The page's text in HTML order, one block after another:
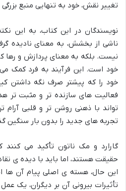
تغییر نقش، خود به تنهایی منبع
نویسندگان در این کتاب، به این
ناشی از بخشش، به معنای نادیده
نیست. بلکه به معنای پردازش و رها
خود است. این فرآیند به فرد کمک
خود را که پیشتر صرف نگه داشتن
فعالیت های سازنده تر و مثبت تر
تواند با ذهنی روشن تر و قلبی آرام
تجربه های جدید را بدون بار سنگین
گارارد و مک ناتون تأکید می کنند
حقیقت هستند، اما باید با دیده ی
این حال، هسته ی اصلی پیام آن ها
تأثیرات بیرونی آن بر دیگران، یک